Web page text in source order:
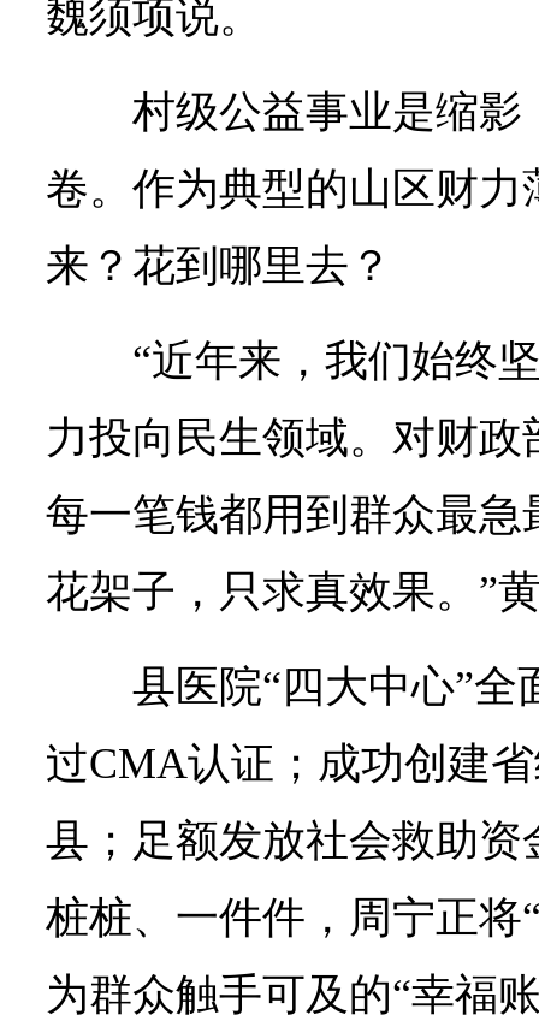
魏须项说。
村级公益事业是缩
卷。作为典型的山区财
来？花到哪里去？
“近年来，我们始终
力投向民生领域。对财
每一笔钱都用到群众最
花架子，只求真效果。”
县医院“四大中心”
过CMA认证；成功创建
县；足额发放社会救助
桩桩、一件件，周宁正将
为群众触手可及的“幸福